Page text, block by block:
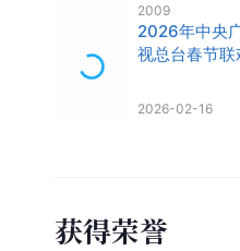
2009
2026年中央
视总台春节联
2026-02-16
获得荣誉